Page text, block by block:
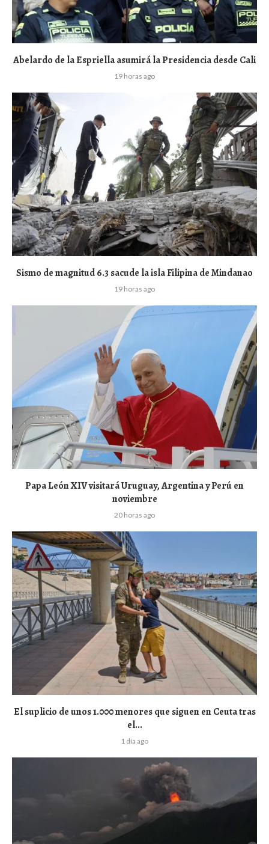
Abelardo de la Espriella asumirá la Presidencia desde Cali
19 horas ago
Sismo de magnitud 6.3 sacude la isla Filipina de Mindanao
19 horas ago
Papa León XIV visitará Uruguay, Argentina y Perú en
noviembre
20 horas ago
El suplicio de unos 1.000 menores que siguen en Ceuta tras
el...
1 día ago